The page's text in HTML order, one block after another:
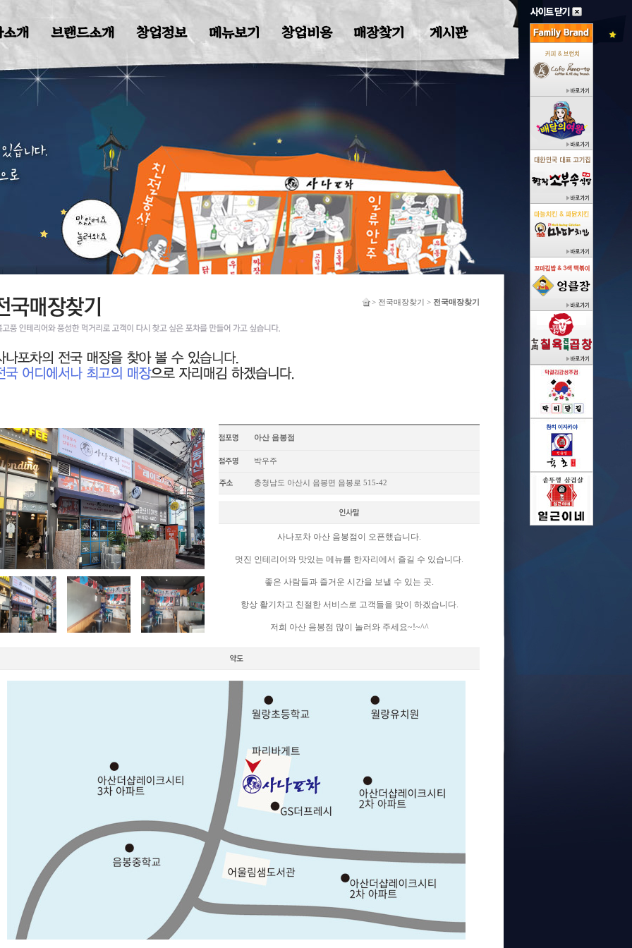
브랜드소개 창업정보 메뉴보기 창업비용 매장찾기 게시판
> 전국매장찾기 > 전국매장찾기
아산 음봉점
박우주
충청남도 아산시 음봉면 음봉로 515-42
사나포차 아산 음봉점이 오픈했습니다.
멋진 인테리어와 맛있는 메뉴를 한자리에서 즐길 수 있습니다.
좋은 사람들과 즐거운 시간을 보낼 수 있는 곳.
항상 활기차고 친절한 서비스로 고객들을 맞이 하겠습니다.
저희 아산 음봉점 많이 놀러와 주세요~!~^^